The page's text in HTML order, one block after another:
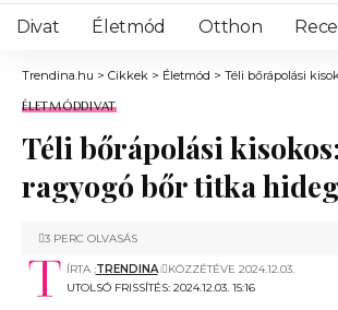
Divat Életmód Otthon
Trendina.hu > Cikkek > Életmód > Téli bőrápolási kisokos: A
ÉLETMÓDDIVAT
Téli bőrápolási
ragyogó bőr titka
UTOLSÓ FRISSÍTÉS: 2024.12.03. 15:16
ÍRTA :TRENDINA KÖZZÉTÉVE 2024.12.03.
3 PERC OLVASÁS